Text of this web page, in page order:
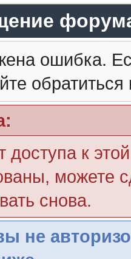
ошибка.
обратиться
доступа к
можете
снова.
не